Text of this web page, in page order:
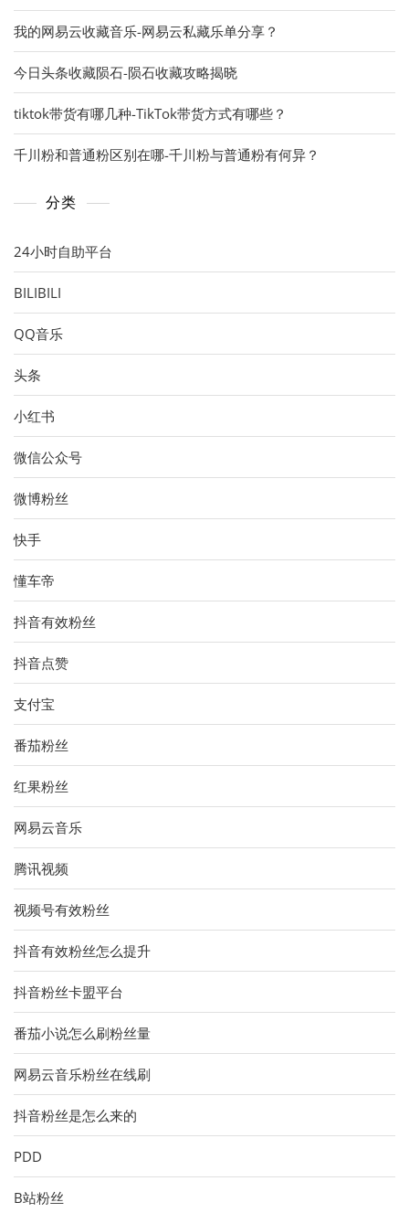
我的网易云收藏音乐-网易云私藏乐单分享？
今日头条收藏陨石-陨石收藏攻略揭晓
tiktok带货有哪几种-TikTok带货方式有哪些？
千川粉和普通粉区别在哪-千川粉与普通粉有何异？
分类
24小时自助平台
BILIBILI
QQ音乐
头条
小红书
微信公众号
微博粉丝
快手
懂车帝
抖音有效粉丝
抖音点赞
支付宝
番茄粉丝
红果粉丝
网易云音乐
腾讯视频
视频号有效粉丝
抖音有效粉丝怎么提升
抖音粉丝卡盟平台
番茄小说怎么刷粉丝量
网易云音乐粉丝在线刷
抖音粉丝是怎么来的
PDD
B站粉丝